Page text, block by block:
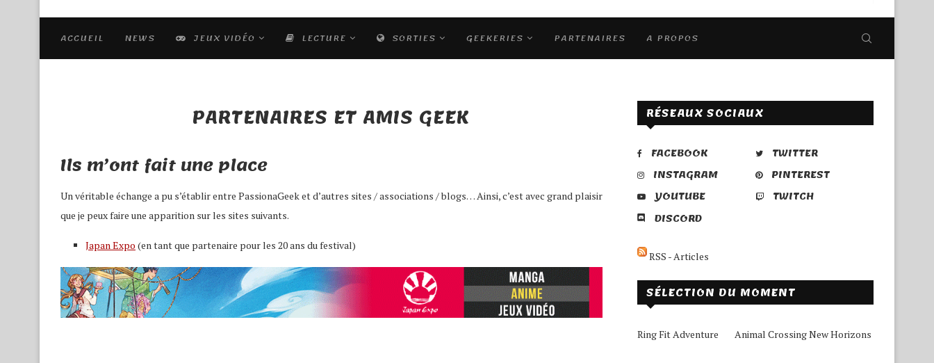
ACCUEIL NEWS JEUX VIDÉO LECTURE SORTIES GEEKERIES PARTENAIRES A PROPOS
PARTENAIRES ET AMIS GEEK
Ils m’ont fait une place
Un véritable échange a pu s’établir entre PassionaGeek et d’autres sites / associations / blogs… Ainsi, c’est avec grand plaisir
que je peux faire une apparition sur les sites suivants.
Japan Expo (en tant que partenaire pour les 20 ans du festival)
RÉSEAUX SOCIAUX
FACEBOOK
TWITTER
INSTAGRAM
PINTEREST
YOUTUBE
TWITCH
DISCORD
RSS - Articles
SÉLECTION DU MOMENT
Ring Fit Adventure Animal Crossing New Horizons